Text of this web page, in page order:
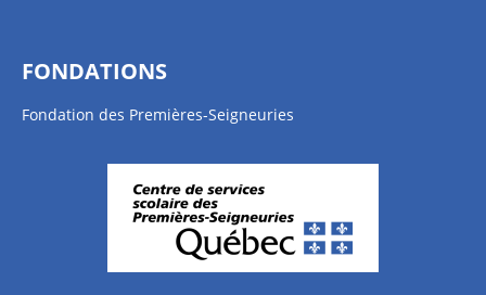
FONDATIONS
Fondation des Premières-Seigneuries